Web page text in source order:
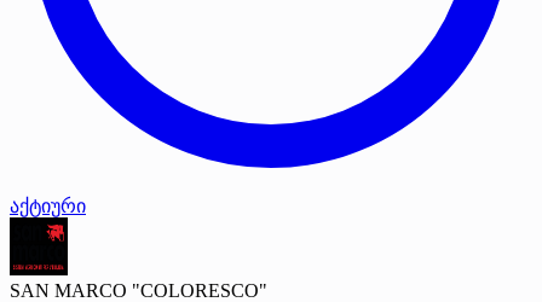
აქტიური
SAN MARCO "COLORESCO"